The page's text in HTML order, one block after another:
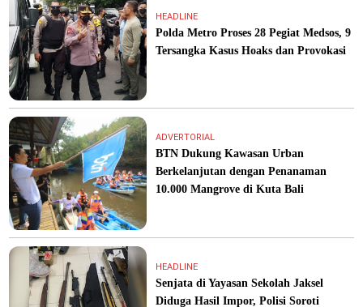
HEADLINE
Polda Metro Proses 28 Pegiat Medsos, 9
Tersangka Kasus Hoaks dan Provokasi
ADVERTORIAL
BTN Dukung Kawasan Urban
Berkelanjutan dengan Penanaman
10.000 Mangrove di Kuta Bali
HEADLINE
Senjata di Yayasan Sekolah Jaksel
Diduga Hasil Impor, Polisi Soroti